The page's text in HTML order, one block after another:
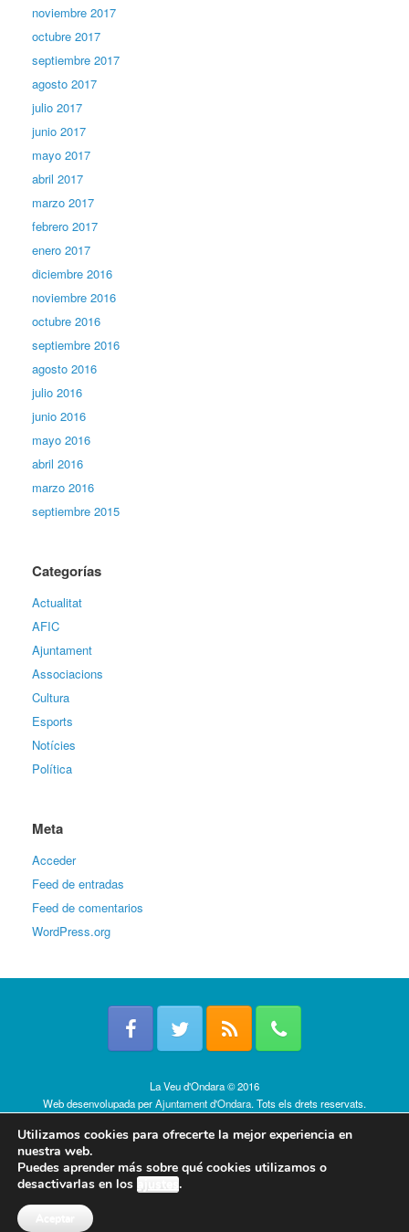
noviembre 2017
octubre 2017
septiembre 2017
agosto 2017
julio 2017
junio 2017
mayo 2017
abril 2017
marzo 2017
febrero 2017
enero 2017
diciembre 2016
noviembre 2016
octubre 2016
septiembre 2016
agosto 2016
julio 2016
junio 2016
mayo 2016
abril 2016
marzo 2016
septiembre 2015
Categorías
Actualitat
AFIC
Ajuntament
Associacions
Cultura
Esports
Notícies
Política
Meta
Acceder
Feed de entradas
Feed de comentarios
WordPress.org
La Veu d'Ondara © 2016
Web desenvolupada perAjuntament d'Ondara. Tots els drets reservats.
Utilizamos cookies para ofrecerte la mejor experiencia en
nuestra web.
Puedes aprender más sobre qué cookies utilizamos o
desactivarlas en los ajustes.